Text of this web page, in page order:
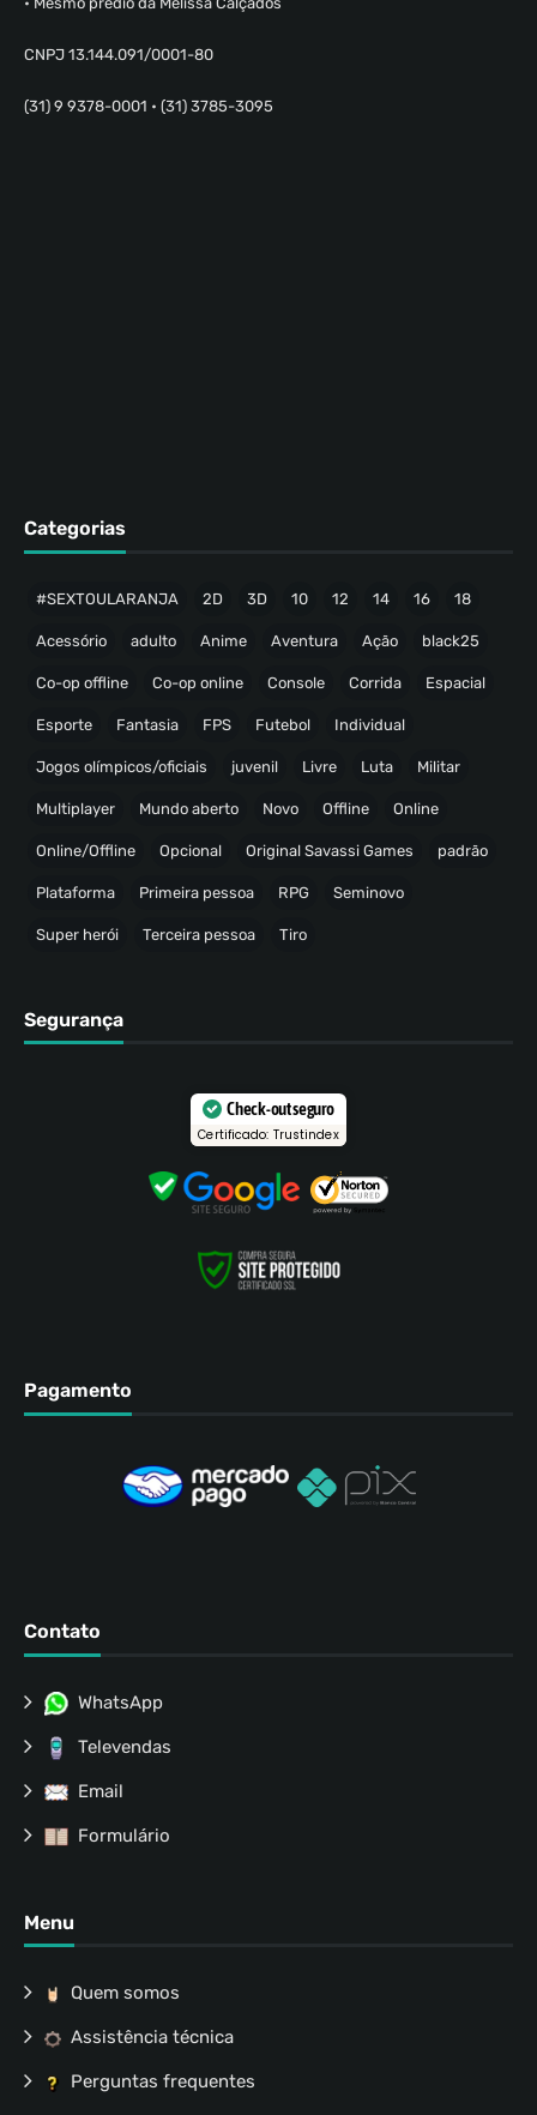
CNPJ 13.144.091/0001-80
(31) 9 9378-0001 • (31) 3785-3095
Categorias
#SEXTOULARANJA 2D 3D 10 12 14 16 18
Acessório adulto Anime Aventura Ação black25
Co-op offline Co-op online Console Corrida Espacial
Esporte Fantasia FPS Futebol Individual
Jogos olímpicos/oficiais juvenil Livre Luta Militar
Multiplayer Mundo aberto Novo Offline Online
Online/Offline Opcional Original Savassi Games padrão
Plataforma Primeira pessoa RPG Seminovo
Super herói Terceira pessoa Tiro
Segurança
Check-out seguro
Certificado: Trustindex
Pagamento
Contato
WhatsApp
Televendas
Email
Formulário
Menu
Quem somos
Assistência técnica
Perguntas frequentes